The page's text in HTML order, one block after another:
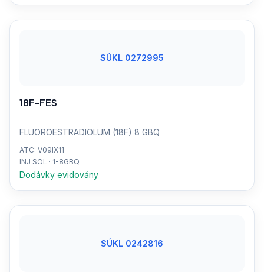
SÚKL 0272995
18F-FES
FLUOROESTRADIOLUM (18F) 8 GBQ
ATC: V09IX11
INJ SOL · 1-8GBQ
Dodávky evidovány
SÚKL 0242816